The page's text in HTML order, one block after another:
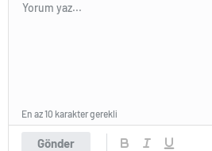
Gönder
En az 10 karakter gerekli